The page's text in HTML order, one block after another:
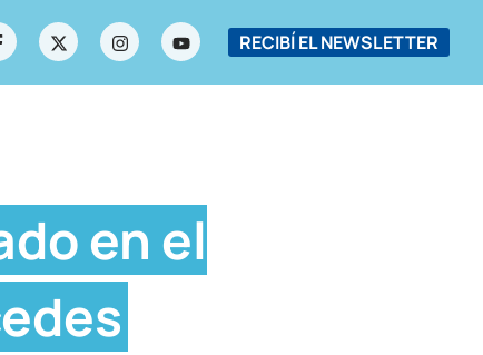
RECIBÍ EL NEWSLETTER
en el